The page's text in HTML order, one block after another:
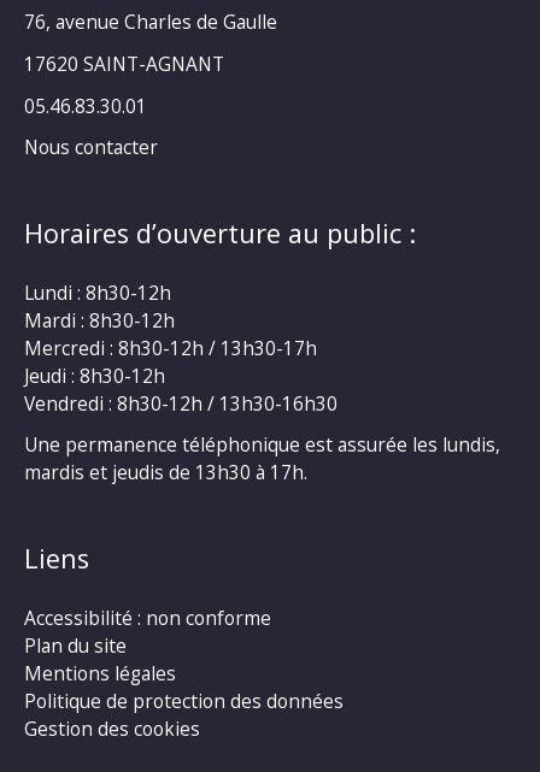
76, avenue Charles de Gaulle
17620 SAINT-AGNANT
05.46.83.30.01
Nous contacter
Horaires d’ouverture au public :
Lundi : 8h30-12h
Mardi : 8h30-12h
Mercredi : 8h30-12h / 13h30-17h
Jeudi : 8h30-12h
Vendredi : 8h30-12h / 13h30-16h30
Une permanence téléphonique est assurée les lundis,
mardis et jeudis de 13h30 à 17h.
Liens
Accessibilité : non conforme
Plan du site
Mentions légales
Politique de protection des données
Gestion des cookies